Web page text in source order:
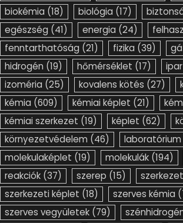
biokémia (18) biológia (17)
egészség (41) energia (24)
fenntarthatóság (21) fizika (39)
hidrogén (19) hőmérséklet (17) ipar
izoméria (25) kovalens kötés (27)
kémia (609) kémiai képlet (21)
kémiai szerkezet (19) képlet (62)
környezetvédelem (46) laboratórium
molekulaképlet (19) molekulák (194)
reakciók (37) szerep (15) szerkezet
szerkezeti képlet (18) szerves kémia
szerves vegyületek (79)